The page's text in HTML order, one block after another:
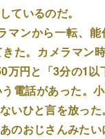
ているのだ。
ンから一転、
た。カメラマン
円と「3分の1以
電話があった。
いひと言を放った。
のおじさんみたい